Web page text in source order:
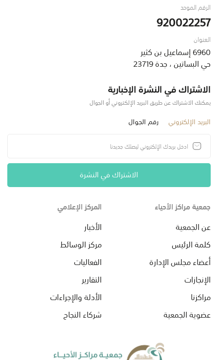
الرقم الموحد
920022257
العنوان
6960 إسماعيل بن كثير
حي البساتين ، جدة 23719
الاشتراك في النشرة الإخبارية
يمكنك الاشتراك عن طريق البريد الإلكتروني أو الجوال
البريد الإلكتروني رقم الجوال
الاشتراك في النشرة
جمعية مراكز الأحياء
عن الجمعية
كلمة الرئيس
أعضاء مجلس الإدارة
الإنجازات
مراكزنا
عضوية الجمعية
المركز الإعلامي
الأخبار
مركز الوسائط
الفعاليات
التقارير
الأدلة والإجراءات
شركاء النجاح